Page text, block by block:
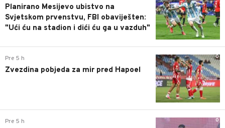
Planirano Mesijevo ubistvo na
Svjetskom prvenstvu, FBI obaviješten:
"Ući ću na stadion i dići ću ga u vazduh"
0
Pre 5 h
Zvezdina pobjeda za mir pred Hapoel
0
Pre 5 h